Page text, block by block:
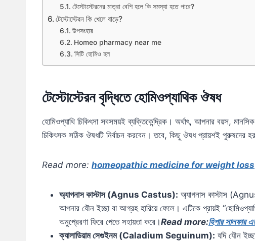
টেস্টোস্টেরনের মাত্রা বেশি হলে কি সমস্যা হতে পারে?
টেস্টোস্টেরন কি খেলে বাড়ে?
উপসংহার
Homeo pharmacy near me
সিটি হোমিও হল
টেস্টোস্টেরন বৃদ্ধিতে হোমিওপ্যাথিক ঔষধ
হোমিওপ্যাথি চিকিৎসা সবসময়ই ব্যক্তিকেন্দ্রিক। অর্থাৎ, আপনার বয়স,
চিকিৎসক সঠিক ঔষধটি নির্বাচন করবেন। তবে, কিছু ঔষধ প্রায়শই পুরুষদের
Read more: homeopathic medicine for weight loss
অ্যাগনাস কাস্টাস (Agnus Castus): অ্যাগনাস কাস্টাস
আপনার যৌন ইচ্ছা বা আগ্রহ হারিয়ে ফেলে। এটিকে প্রায়ই
অনুপ্রেরণা ফিরে পেতে সহায়তা করে।Read more:হিপার সালফার
ক্যালাডিয়াম সেগুইনম (Caladium Seguinum): যদি যৌন